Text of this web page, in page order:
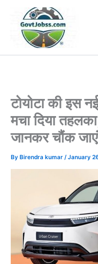
content
टोयोटा की इस
मचा दिया
जानकर चौंक
By Birendra kumar/January